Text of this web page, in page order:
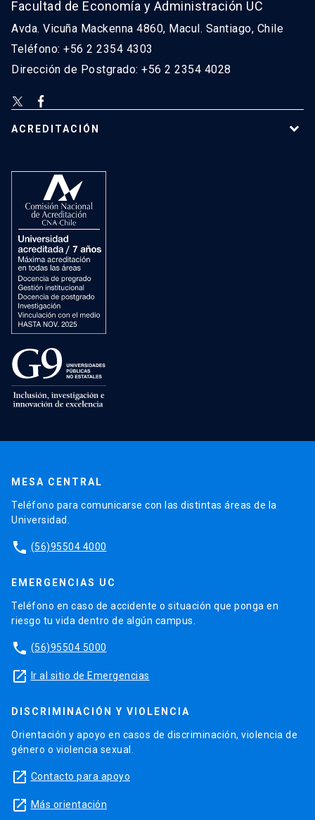
Facultad de Economía y Administración UC
Avda. Vicuña Mackenna 4860, Macul. Santiago, Chile
Teléfono: +56 2 2354 4303
Dirección de Postgrado: +56 2 2354 4028
ACREDITACIÓN
MESA CENTRAL
Teléfono para comunicarse con las distintas áreas de la
Universidad.
phone (56)95504 4000
EMERGENCIAS UC
Teléfono en caso de accidente o situación que ponga en
riesgo tu vida dentro de algún campus.
phone (56)95504 5000
launch Ir al sitio de Emergencias
DISCRIMINACIÓN Y VIOLENCIA
Orientación y apoyo en casos de discriminación, violencia de
género o violencia sexual.
launch Contacto para apoyo
launch Más orientación